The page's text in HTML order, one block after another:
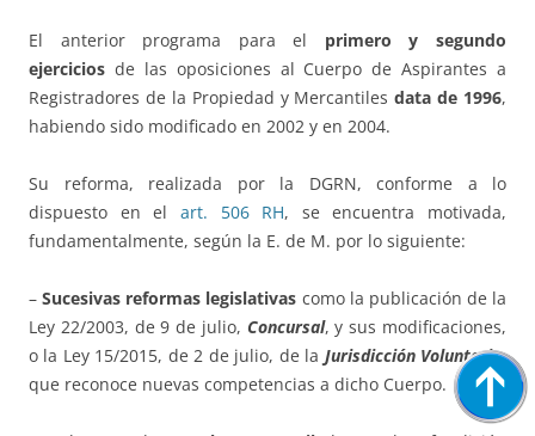
El anterior programa para el primero y segundo
ejercicios de las oposiciones al Cuerpo de Aspirantes a
Registradores de la Propiedad y Mercantilesdata de 1996,
habiendo sido modificado en 2002 y en 2004.
Su reforma, realizada por la DGRN, conforme a lo
dispuesto en el art. 506 RH, se encuentra motivada,
fundamentalmente, según la E. de M. por lo siguiente:
–Sucesivas reformas legislativas como la publicación de la
Ley 22/2003, de 9 de julio, Concursal, y sus modificaciones,
o la Ley 15/2015, de 2 de julio, de la Jurisdicción Voluntaria,
que reconoce nuevas competencias a dicho Cuerpo.